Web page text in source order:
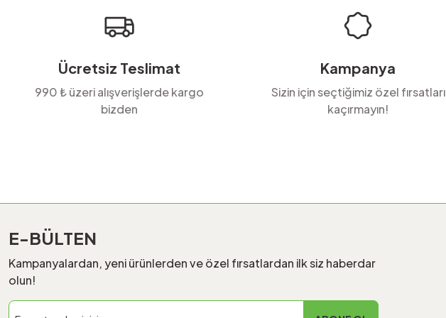
Bu ürüne benzer farklı alternatifler olmalı.
Ücretsiz Teslimat
990 ₺ üzeri alışverişlerde kargo
bizden
Kampanya
Sizin için seçtiğimiz özel fırsatları
kaçırmayın!
E-BÜLTEN
Kampanyalardan, yeni ürünlerden ve özel fırsatlardan ilk siz haberdar
olun!